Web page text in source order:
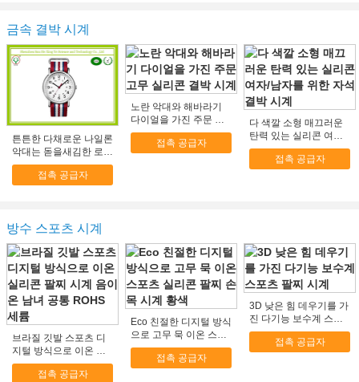
금속 결박 시계
튼튼한 다채로운 나일론
악대는 돋을새김한 로고
를 가진 우수한 북대서
양 조약기구 악대를 봅
접촉 공급자
노란 악대와 해바라기
다이얼을 가진 주문 고
무 실리콘 결박 시계
접촉 공급자
다 색깔 소형 매끄러운
탄력 있는 실리콘 여자/
남자를 위한 자석 결박
접촉 공급자
방수 스포츠 시계
브라질 깃발 스포츠 디
지털 방식으로 이온 실
리콘 팔찌 시계 음이온
남녀 공통 ROHS 세륨
접촉 공급자
Eco 친절한 디지털 방식
으로 고무 묵 이온 스포
츠 실리콘 팔찌 손목 시
계 황색접촉 공급자
3D 낮은 힘 데우기를 가
진 다기능 보수계 스포
츠 팔찌 시계
접촉 공급자